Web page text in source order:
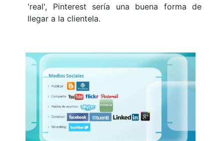
'real', Pinterest sería una buena forma de
llegar a la clientela.